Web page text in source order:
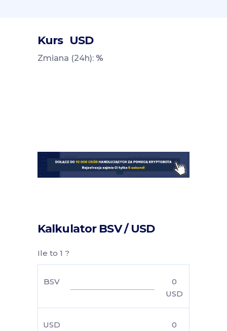
Kurs USD
Zmiana (24h): %
Kalkulator BSV / USD
Ile to 1 ?
BSV
0
USD
USD
0